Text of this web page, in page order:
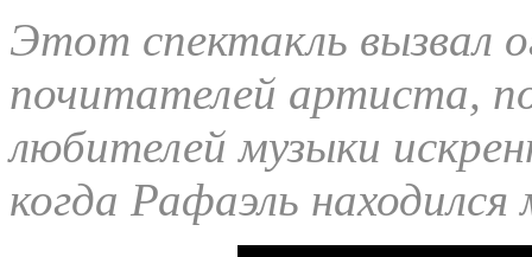
Этот спектакль вызвал
почитателей артиста,
любителей музыки
когда Рафаэль